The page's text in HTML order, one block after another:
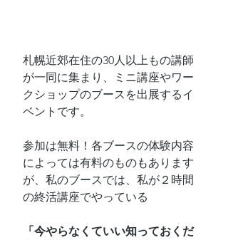
札幌近郊在住の30人以上もの講師
が一同に集まり、ミニ講座やワー
クショップのブースを出展するイ
ベントです。
参加は無料！各ブースの体験内容
によっては有料のものもあります
が、私のブースでは、私が２時間
の終活講座でやっている
「今やらなくていい知っておくだ